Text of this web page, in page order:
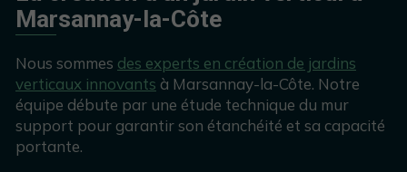
Marsannay-la-Côte
Nous sommes des experts en création de jardins
verticaux innovants à Marsannay-la-Côte. Notre
équipe débute par une étude technique du mur
support pour garantir son étanchéité et sa capacité
portante.